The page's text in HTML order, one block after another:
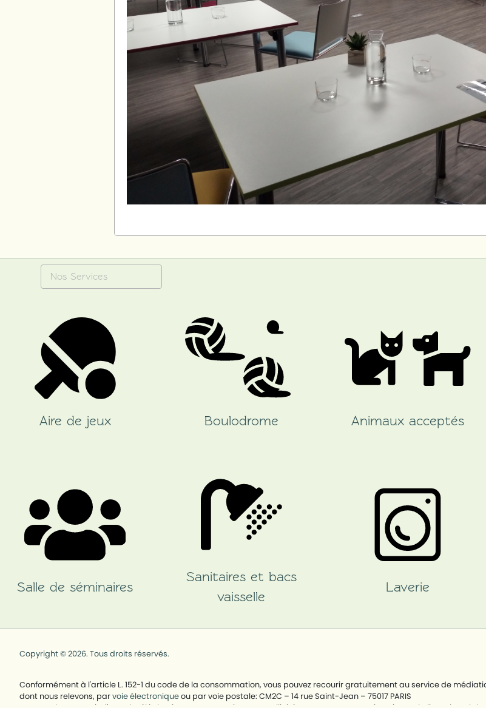
Nos Services
Aire de jeux Boulodrome Animaux acceptés
Salle de séminaires
Sanitaires et bacs
vaisselle
Laverie
Copyright © 2026. Tous droits réservés.
Conformément à l'article L. 152-1 du code de la consommation, vous pouvez recourir gratuitement au service de
dont nous relevons, parvoie électroniqueou par voie postale: CM2C – 14 rue Saint-Jean – 75017 PARIS